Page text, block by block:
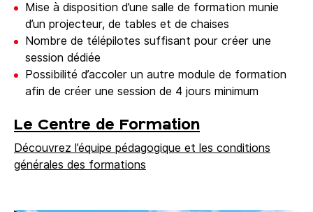
Mise à disposition d’une salle de formation munie
d’un projecteur, de tables et de chaises
Nombre de télépilotes suffisant pour créer une
session dédiée
Possibilité d’accoler un autre module de formation
afin de créer une session de 4 jours minimum
Le Centre de Formation
Découvrez l’équipe pédagogique et les conditions
générales des formations